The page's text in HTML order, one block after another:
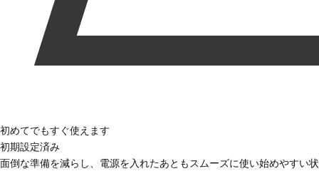
初めてでもすぐ使えます
初期設定済み
面倒な準備を減らし、電源を入れたあともスムーズに使い始めやすい